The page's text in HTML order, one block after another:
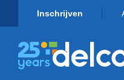
Inschrijven